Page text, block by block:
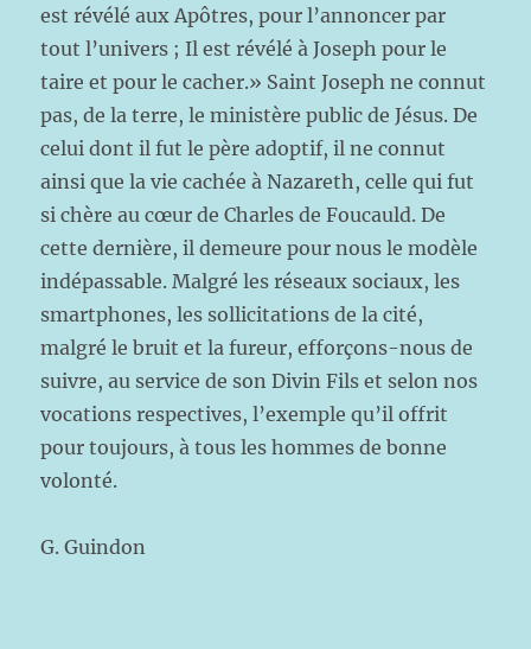
est révélé aux Apôtres, pour l’annoncer par
tout l’univers ; Il est révélé à Joseph pour le
taire et pour le cacher.» Saint Joseph ne connut
pas, de la terre, le ministère public de Jésus. De
celui dont il fut le père adoptif, il ne connut
ainsi que la vie cachée à Nazareth, celle qui fut
si chère au cœur de Charles de Foucauld. De
cette dernière, il demeure pour nous le modèle
indépassable. Malgré les réseaux sociaux, les
smartphones, les sollicitations de la cité,
malgré le bruit et la fureur, efforçons-nous de
suivre, au service de son Divin Fils et selon nos
vocations respectives, l’exemple qu’il offrit
pour toujours, à tous les hommes de bonne
volonté.
G. Guindon